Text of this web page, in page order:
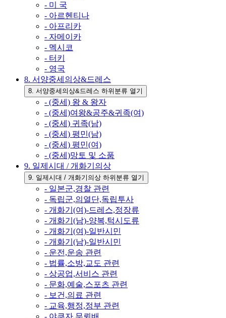
- 미 국
- 아르헨티나
- 아프리카
- 자메이카
- 멕시코
- 터키
- 영국
8. 서양중세의상&드레스
8. 서양중세의상&드레스 하위분류 열기
- (중세) 왕 & 왕자
- (중세)여왕&공주&귀족(여)
- (중세) 귀족(남)
- (중세) 평민(남)
- (중세) 평민(여)
- (중세)망토 및 소품
9. 일제시대 / 개화기의상
9. 일제시대 / 개화기의상 하위분류 열기
- 일본군,경찰 관련
- 독립군,의열단,독립투사
- 개화기(여)-드레스,정장류
- 개화기(남)-양복,턱시도류
- 개화기(여)-일반시민
- 개화기(남)-일반시민
- 운전,운송 관련
- 법률,소방,교도 관련
- 상공업,서비스 관련
- 문화,예술,스포츠 관련
- 보건,의료 관련
- 교육,행정,정부 관련
- 야쿠자,무뢰배